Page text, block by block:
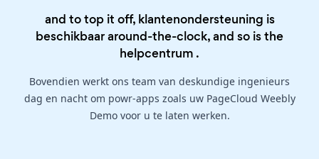
and to top it off, klantenondersteuning is
beschikbaar around-the-clock, and so is the
helpcentrum .
Bovendien werkt ons team van deskundige ingenieurs
dag en nacht om powr-apps zoals uw PageCloud Weebly
Demo voor u te laten werken.